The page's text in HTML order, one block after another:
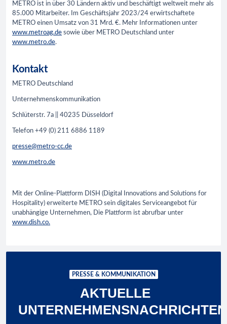
METRO ist in über 30 Ländern aktiv und beschäftigt weltweit mehr als
85.000 Mitarbeiter. Im Geschäftsjahr 2023/24 erwirtschaftete
METRO einen Umsatz von 31 Mrd. €. Mehr Informationen unter
www.metroag.de sowie über METRO Deutschland unter
www.metro.de.
Kontakt
METRO Deutschland
Unternehmenskommunikation
Schlüterstr. 7a || 40235 Düsseldorf
Telefon +49 (0) 211 6886 1189
presse@metro-cc.de
www.metro.de
Mit der Online-Plattform DISH (Digital Innovations and Solutions for
Hospitality) erweiterte METRO sein digitales Serviceangebot für
unabhängige Unternehmen, Die Plattform ist abrufbar unter
www.dish.co.
PRESSE & KOMMUNIKATION
AKTUELLE